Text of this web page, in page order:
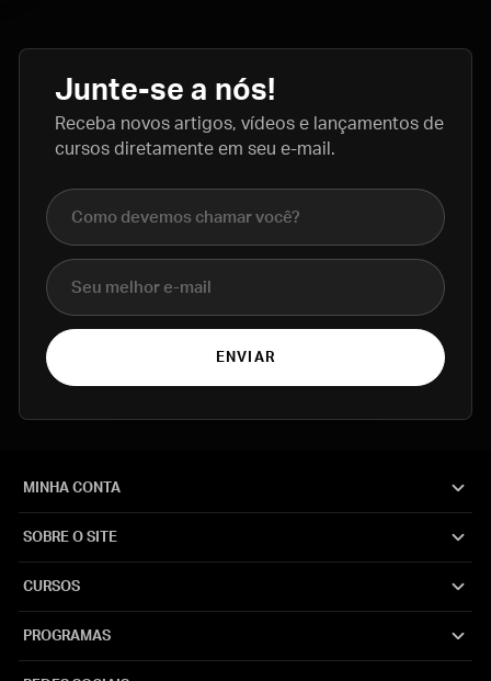
Junte-se a nós!
Receba novos artigos, vídeos e lançamentos de
cursos diretamente em seu e-mail.
Nome completo
E-mail
ENVIAR
MINHA CONTA
SOBRE O SITE
CURSOS
PROGRAMAS